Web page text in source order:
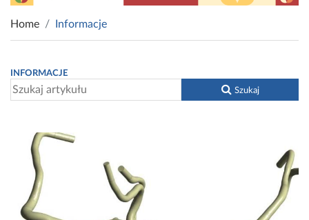
Home Informacje
INFORMACJE
Szukaj